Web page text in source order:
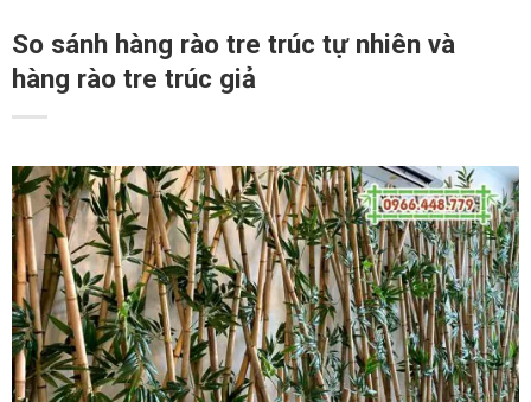
So sánh hàng rào tre trúc tự nhiên và
hàng rào tre trúc giả